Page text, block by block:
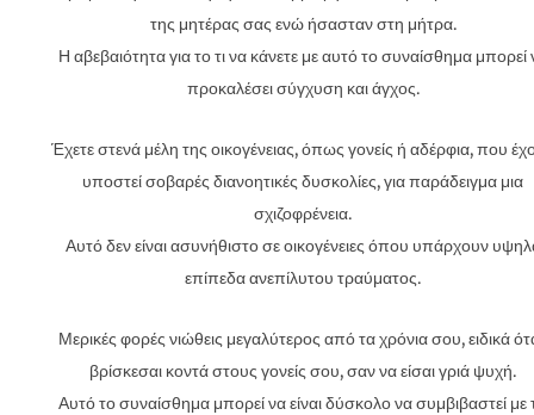
της μητέρας σας ενώ ήσασταν στη μήτρα.
Η αβεβαιότητα για το τι να κάνετε με αυτό το συναίσθημα μπορεί
προκαλέσει σύγχυση και άγχος.
Έχετε στενά μέλη της οικογένειας, όπως γονείς ή αδέρφια, που
υποστεί σοβαρές διανοητικές δυσκολίες, για παράδειγμα μια
σχιζοφρένεια.
Αυτό δεν είναι ασυνήθιστο σε οικογένειες όπου υπάρχουν
επίπεδα ανεπίλυτου τραύματος.
Μερικές φορές νιώθεις μεγαλύτερος από τα χρόνια σου, ειδικά
βρίσκεσαι κοντά στους γονείς σου, σαν να είσαι γριά ψυχή.
Αυτό το συναίσθημα μπορεί να είναι δύσκολο να συμβιβαστεί με